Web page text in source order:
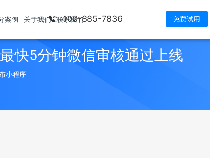
400-885-7836 免费试用
案例 关于我们 联系我们
快5分钟微信审核通过上线
小程序